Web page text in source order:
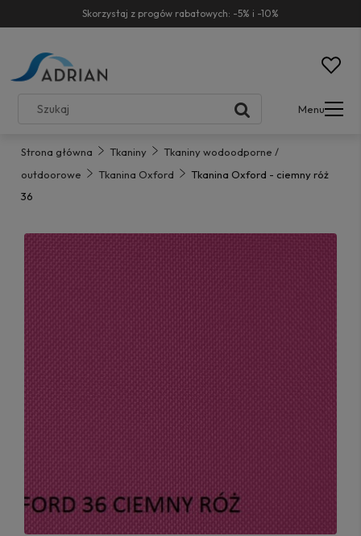
Skorzystaj z progów rabatowych: -5% i -10%
Menu
Strona główna Tkaniny
Tkaniny wodoodporne /
outdoorowe
Tkanina Oxford
Tkanina Oxford - ciemny róż
36